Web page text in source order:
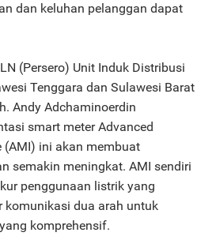
dan keluhan pelanggan dapat
(Persero) Unit Induk Distribusi
Tenggara dan Sulawesi Barat
Andy Adchaminoerdin
smart meter Advanced
(AMI) ini akan membuat
semakin meningkat. AMI sendiri
penggunaan listrik yang
komunikasi dua arah untuk
komprehensif.